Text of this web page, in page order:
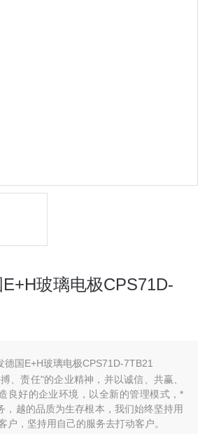
玻璃电极CPS71D-
德国E+H玻璃电极CPS71D-7TB21
、责任"的企业精神，并以诚信、共赢、
良好的企业环境，以全新的管理模式，*
，越的品质为生存根本，我们始终坚持用
户，坚持用自己的服务去打动客户。